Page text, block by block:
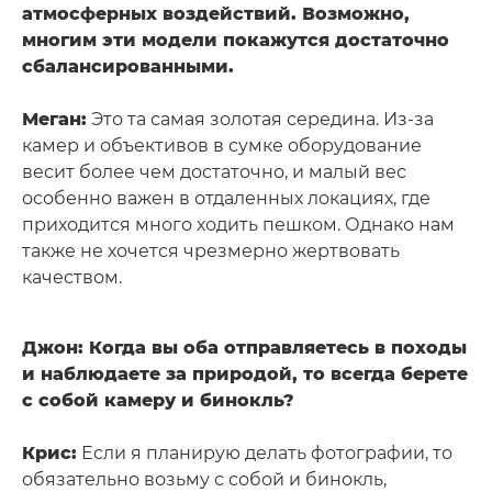
атмосферных воздействий. Возможно,
многим эти модели покажутся достаточно
сбалансированными.
Меган: Это та самая золотая середина. Из-за
камер и объективов в сумке оборудование
весит более чем достаточно, и малый вес
особенно важен в отдаленных локациях, где
приходится много ходить пешком. Однако нам
также не хочется чрезмерно жертвовать
качеством.
Джон: Когда вы оба отправляетесь в походы
и наблюдаете за природой, то всегда берете
с собой камеру и бинокль?
Крис: Если я планирую делать фотографии, то
обязательно возьму с собой и бинокль,